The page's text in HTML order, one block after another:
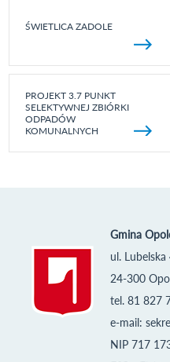
ŚWIETLICA ZADOLE
PROJEKT 3.7 PUNKT
SELEKTYWNEJ ZBIÓRKI
ODPADÓW
KOMUNALNYCH
Gmina
ul. Lubelska
24-300
tel. 81 827
e-mail:
NIP 717